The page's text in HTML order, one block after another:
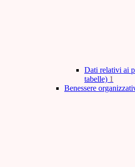
Dati relativi ai
tabelle) 1
Benessere